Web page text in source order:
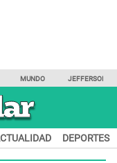
MUNDO JEFFERSON
DEPORTES